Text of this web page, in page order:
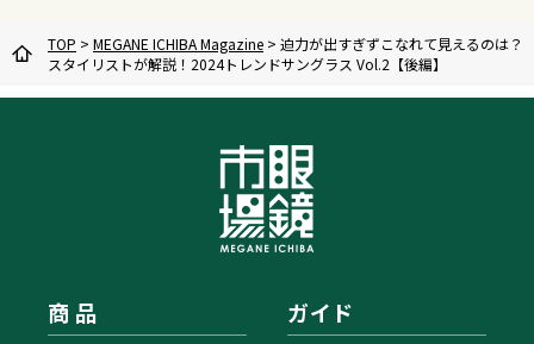
TOP > MEGANE ICHIBA Magazine > 迫力が出すぎずこなれて見えるのは？
スタイリストが解説！2024トレンドサングラス Vol.2【後編】
商 品 ガイド